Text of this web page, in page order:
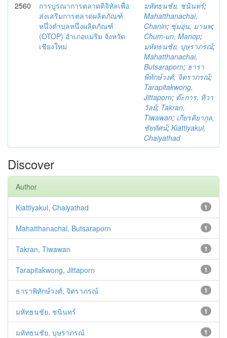
2560
การบูรณาการตลาดดิจิทัลเพื่อ
ส่งเสริมการตลาดผลิตภัณฑ์
หนึ่งตำบลหนึ่งผลิตภัณฑ์
(OTOP) อำเภอแม่ริม จังหวัด
เชียงใหม่
มหัทธนชัย, ชนินทร์;
Mahatthanachai,
Chanin; ชุ่มอุ่น, มานพ;
Chum-un, Manop;
มหัทธนชัย, บุษราภรณ์;
Mahatthanachai,
Butsaraporn; ธารา
พิทักษ์วงศ์, จิตราภรณ์;
Tarapitakwong,
Jittaporn; ต๊ะการ, ทิวา
วัลย์; Takran,
Tiwawan; เกียรติยากุล,
ชัยทัศน์; Kiattiyakul,
Chaiyathad
Discover
Author
1
Kiattiyakul, Chaiyathad
1
Mahatthanachai, Butsaraporn
1
Takran, Tiwawan
1
Tarapitakwong, Jittaporn
1
ธาราพิทักษ์วงศ์, จิตราภรณ์
1
มหัทธนชัย, ชนินทร์
1
มหัทธนชัย, บุษราภรณ์